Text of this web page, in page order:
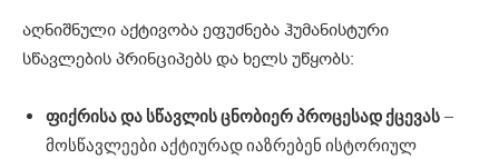
აღნიშნული აქტივობა ეფუძნება ჰუმანისტური
სწავლების პრინციპებს და ხელს უწყობს:
ფიქრისადა სწავლისცნობიერპროცესადქცევას –
მოსწავლეები აქტიურად იაზრებენ ისტორიულ